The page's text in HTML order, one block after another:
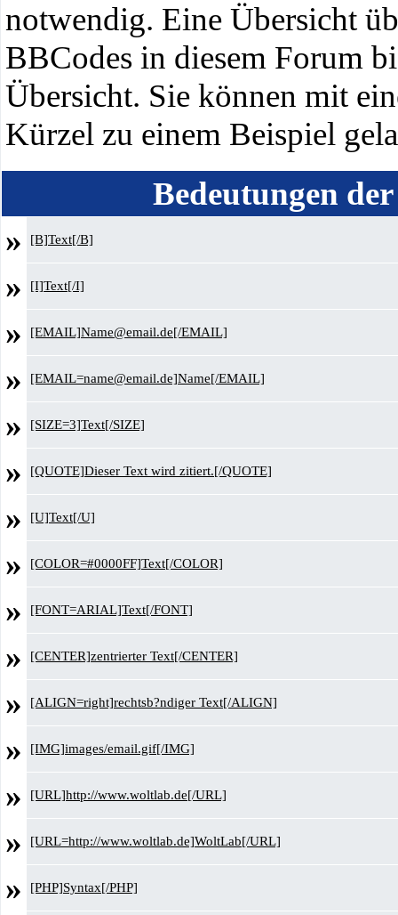
notwendig. Eine Übersicht
BBCodes in diesem Forum
Übersicht. Sie können mit
Kürzel zu einem Beispiel
Bedeutungen
»
[B]Text[/B]
» [I]Text[/I]
» [EMAIL]Name@email.de[/EMAIL]
» [EMAIL=name@email.de]Name[/EMAIL]
» [SIZE=3]Text[/SIZE]
» [QUOTE]Dieser Text wird zitiert.[/QUOTE]
» [U]Text[/U]
» [COLOR=#0000FF]Text[/COLOR]
» [FONT=ARIAL]Text[/FONT]
» [CENTER]zentrierter Text[/CENTER]
» [ALIGN=right]rechtsb?ndiger Text[/ALIGN]
» [IMG]images/email.gif[/IMG]
» [URL]http://www.woltlab.de[/URL]
» [URL=http://www.woltlab.de]WoltLab[/URL]
» [PHP]Syntax[/PHP]